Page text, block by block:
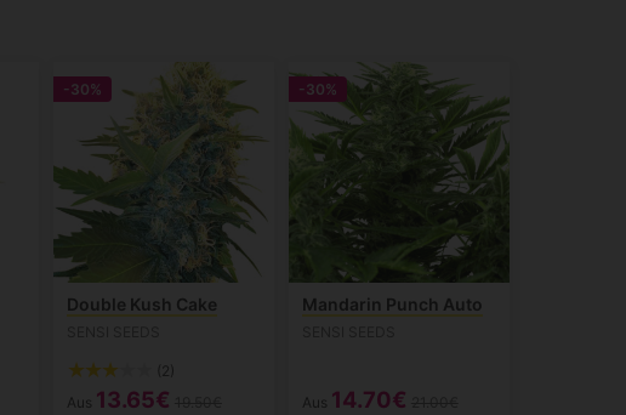
-30%
Double Kush Cake
(2)
Aus 13.65€
-30%
Mandarin Punch Auto
Aus 14.70€